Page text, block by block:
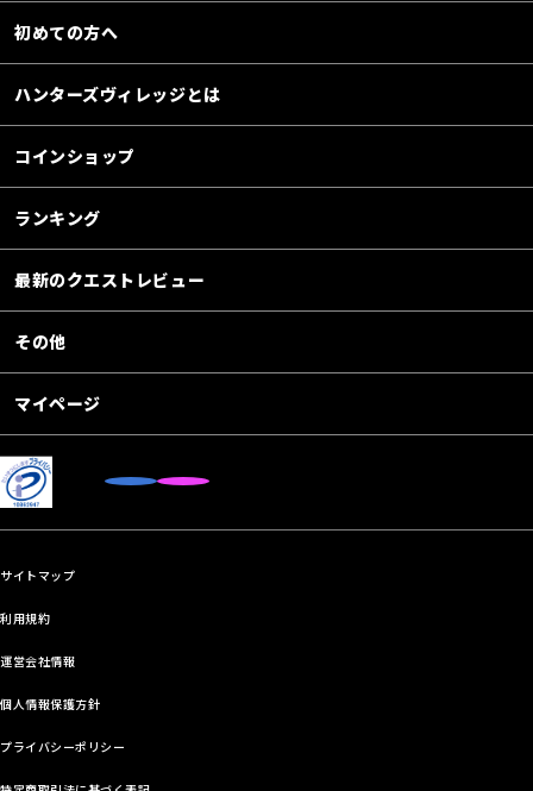
初めての方へ
ハンターズヴィレッジとは
コインショップ
ランキング
最新のクエストレビュー
その他
マイページ
サイトマップ
利用規約
運営会社情報
個人情報保護方針
プライバシーポリシー